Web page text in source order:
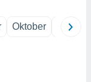
Oktober